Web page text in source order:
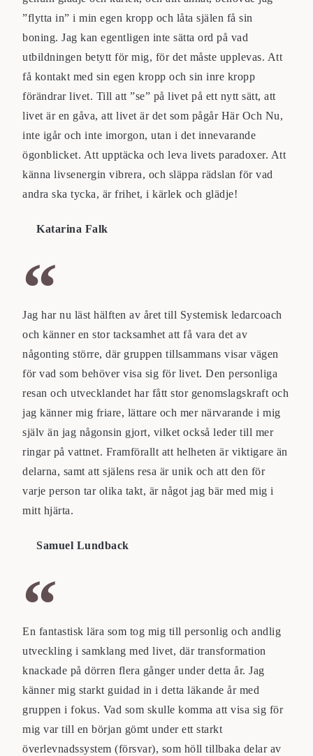
”flytta in” i min egen kropp och låta själen få sin
boning. Jag kan egentligen inte sätta ord på vad
utbildningen betytt för mig, för det måste upplevas. Att
få kontakt med sin egen kropp och sin inre kropp
förändrar livet. Till att ”se” på livet på ett nytt sätt, att
livet är en gåva, att livet är det som pågår Här Och Nu,
inte igår och inte imorgon, utan i det innevarande
ögonblicket. Att upptäcka och leva livets paradoxer. Att
känna livsenergin vibrera, och släppa rädslan för vad
andra ska tycka, är frihet, i kärlek och glädje!
Katarina Falk
Jag har nu läst hälften av året till Systemisk ledarcoach
och känner en stor tacksamhet att få vara det av
någonting större, där gruppen tillsammans visar vägen
för vad som behöver visa sig för livet. Den personliga
resan och utvecklandet har fått stor genomslagskraft och
jag känner mig friare, lättare och mer närvarande i mig
själv än jag någonsin gjort, vilket också leder till mer
ringar på vattnet. Framförallt att helheten är viktigare än
delarna, samt att själens resa är unik och att den för
varje person tar olika takt, är något jag bär med mig i
mitt hjärta.
Samuel Lundback
En fantastisk lära som tog mig till personlig och andlig
utveckling i samklang med livet, där transformation
knackade på dörren flera gånger under detta år. Jag
känner mig starkt guidad in i detta läkande år med
gruppen i fokus. Vad som skulle komma att visa sig för
mig var till en början gömt under ett starkt
överlevnadssystem (försvar), som höll tillbaka delar av